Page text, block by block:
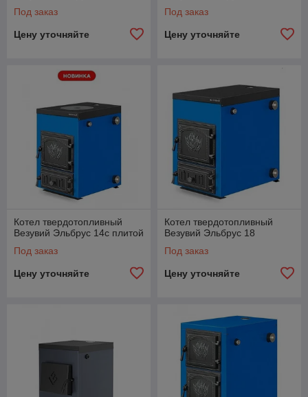
Под заказ
Цену уточняйте
Под заказ
Цену уточняйте
Котел твердотопливный
Везувий Эльбрус 14с плитой
Под заказ
Цену уточняйте
Котел твердотопливный
Везувий Эльбрус 18
Под заказ
Цену уточняйте